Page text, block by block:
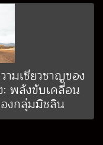
ามเชี่ยวชาญของ
พลังขับเคลื่อน
องกลุ่มมิชลิน